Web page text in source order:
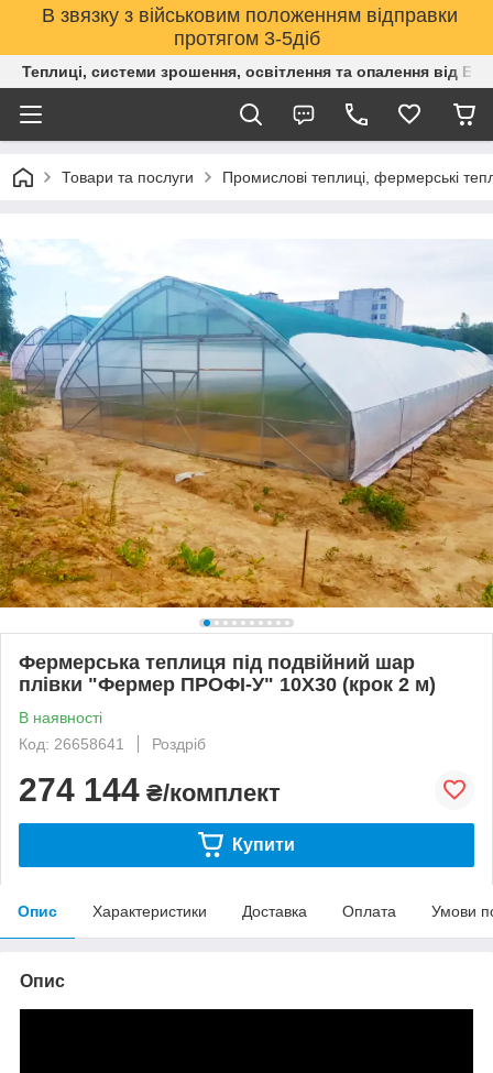
В звязку з військовим положенням відправки
протягом 3-5діб
Теплиці, системи зрошення, освітлення та опалення від
Товари та послуги Промислові теплиці, фермерські
Фермерська теплиця під подвійний шар
плівки "Фермер ПРОФІ-У" 10Х30 (крок 2 м)
В наявності
Код: 26658641
Роздріб
274 144 ₴/комплект
Купити
Опис Характеристики Доставка Оплата Умови
Опис